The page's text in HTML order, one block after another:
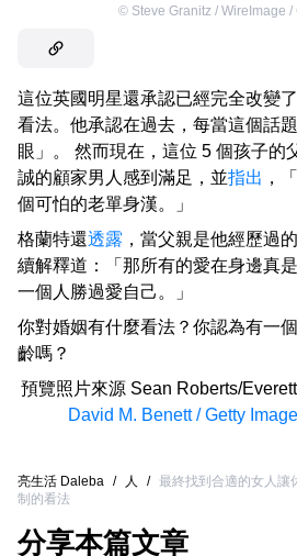
© Steve Granitz / WireImage /
這位英國明星還承認已經完全改變
看法。他承認在過去，每當這個話
眼」。 然而現在，這位 5 個孩子的
誠的顧家男人感到滿足，並指出 ，
個可怕的老單身漢。」
格蘭特還透露 ，當父親是他經歷過
續解釋道：「那所有的愛在身邊真
一個人勝過愛自己。」
你對婚姻有什麼看法？你認為有一
齡嗎？
預覽照片來源 Sean Roberts/
David M. Benett / Getty
亮生活 Daleba / 人 /
最終找到合適的女人讓
制的看法
分享本篇文章